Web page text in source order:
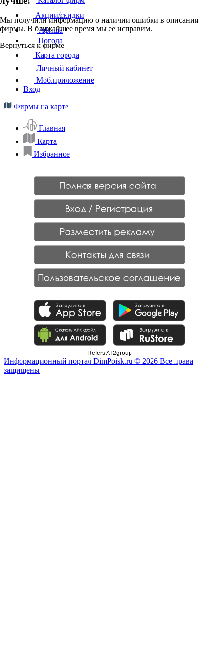
Мы получили информацию о наличии ошибки в описании
фирмы. В ближайшее время мы ее исправим.
Вернуться к фирме
Акции/скидки
Афиша
Погода
Карта города
Личный кабинет
Моб.приложение
Вход
Фирмы на карте
Главная
Карта
Избранное
Refers AT2group
Информационный портал DimPoisk.ru © 2026 Все права
защищены